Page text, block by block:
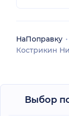
НаПоправку
Кострикин
Выбор